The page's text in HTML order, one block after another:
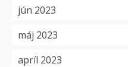
jún 2023
máj 2023
apríl 2023